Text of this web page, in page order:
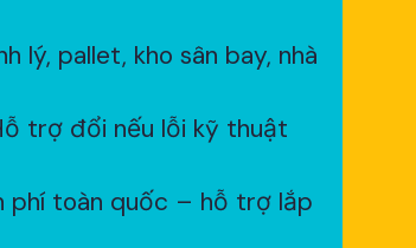
lý, pallet, kho sân bay, nhà
trợ đổi nếu lỗi kỹ thuật
phí toàn quốc – hỗ trợ lắp